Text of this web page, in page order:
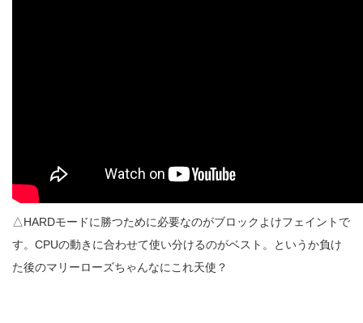
△HARDモードに勝つために必要なのがブロックよけフェイントで
す。CPUの動きに合わせて使い分けるのがベスト。というか負け
た後のマリーローズちゃんなにこれ天使？